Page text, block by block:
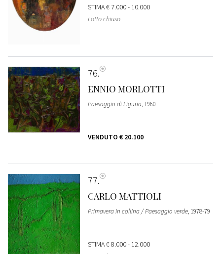
STIMA€ 7.000 - 10.000
Lotto chiuso
76
ENNIO MORLOTTI
Paesaggio di Liguria, 1960
VENDUTO € 20.100
77
CARLO MATTIOLI
Primavera in collina / Paesaggio verde, 1978-79
STIMA€ 8.000 - 12.000